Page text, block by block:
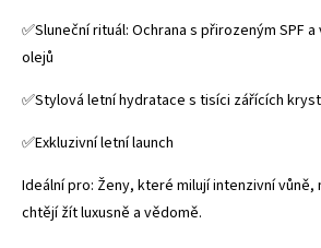
✅️Sluneční rituál: Ochrana s přirozeným SPF
olejů
✅️Stylová letní hydratace s tisíci zářících
✅️Exkluzivní letní launch
Ideální pro: Ženy, které milují intenzivní vůně,
chtějí žít luxusně a vědomě.